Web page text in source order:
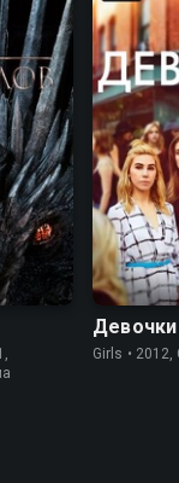
7.4
Девочки
Girls •